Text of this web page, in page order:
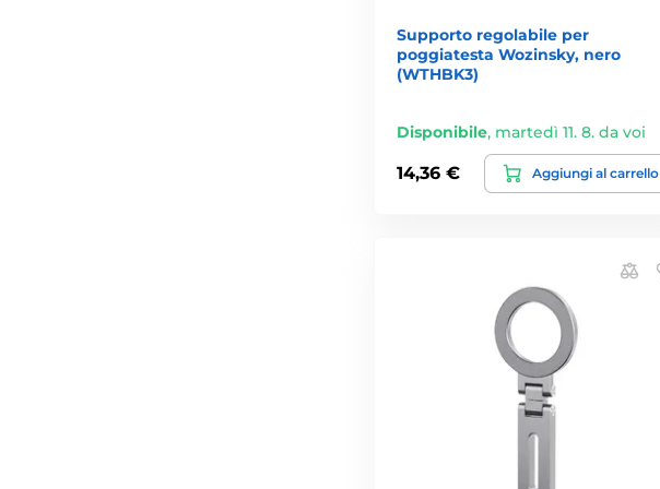
Supporto regolabile per
poggiatesta Wozinsky, nero
(WTHBK3)
Disponibile, martedì 11. 8. da voi
14,36 € Aggiungi al carrello